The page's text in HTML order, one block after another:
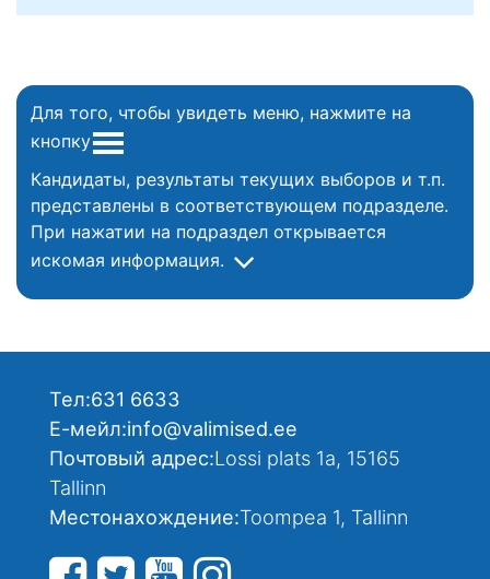
Для того, чтобы увидеть меню, нажмите на
кнопку
Кандидаты, результаты текущих выборов и т.п.
представлены в соответствующем подразделе.
При нажатии на подраздел открывается
искомая информация.
Тел:631 6633
Е-мейл:info@valimised.ee
Почтовый адрес:Lossi plats 1a, 15165
Tallinn
Местонахождение:Toompea 1, Tallinn